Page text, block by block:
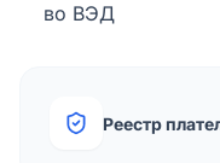
во ВЭД
Реестр